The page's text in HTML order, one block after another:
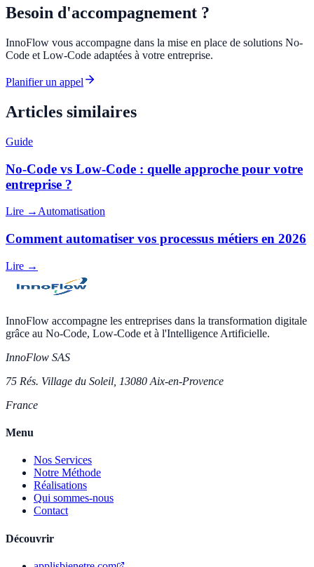
Besoin d'accompagnement ?
InnoFlow vous accompagne dans la mise en place de solutions No-
Code et Low-Code adaptées à votre entreprise.
Planifier un appel
Articles similaires
Guide
No-Code vs Low-Code : quelle approche pour votre
entreprise ?
Lire → Automatisation
Comment automatiser vos processus métiers en 2026
Lire →
InnoFlow accompagne les entreprises dans la transformation digitale
grâce au No-Code, Low-Code et à l'Intelligence Artificielle.
InnoFlow SAS
75 Rés. Village du Soleil, 13080 Aix-en-Provence
France
Menu
Nos Services
Notre Méthode
Réalisations
Qui sommes-nous
Contact
Découvrir